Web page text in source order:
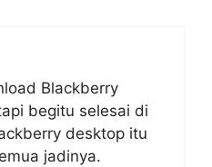
Blackberry
begitu selesai di
desktop itu
jadinya.